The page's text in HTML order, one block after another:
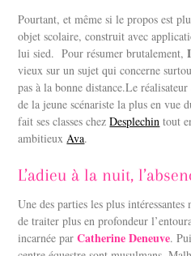
Pourtant, et même si le propos est
objet scolaire, construit avec
lui sied. Pour résumer brutalement,
vieux sur un sujet qui concerne
pas à la bonne distance.Le
de la jeune scénariste la plus en vue
fait ses classes chezDesplechin tout
ambitieuxAva.
L’adieu à la nuit,
Une des parties les plus
de traiter plus en profondeur
incarnée parCatherine Deneuve.